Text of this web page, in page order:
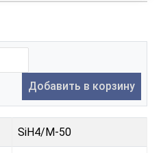
Добавить в корзину
SiH4/M-50